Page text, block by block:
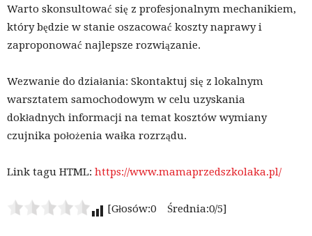
Warto skonsultować się z profesjonalnym mechanikiem,
który będzie w stanie oszacować koszty naprawy i
zaproponować najlepsze rozwiązanie.
Wezwanie do działania: Skontaktuj się z lokalnym
warsztatem samochodowym w celu uzyskania
dokładnych informacji na temat kosztów wymiany
czujnika położenia wałka rozrządu.
Link tagu HTML: https://www.mamaprzedszkolaka.pl/
[Głosów:0 Średnia:0/5]